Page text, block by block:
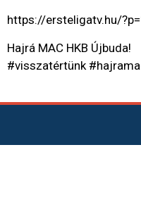
https://ersteligatv.hu/
Hajrá MAC HKB Újbuda!
#visszatértünk